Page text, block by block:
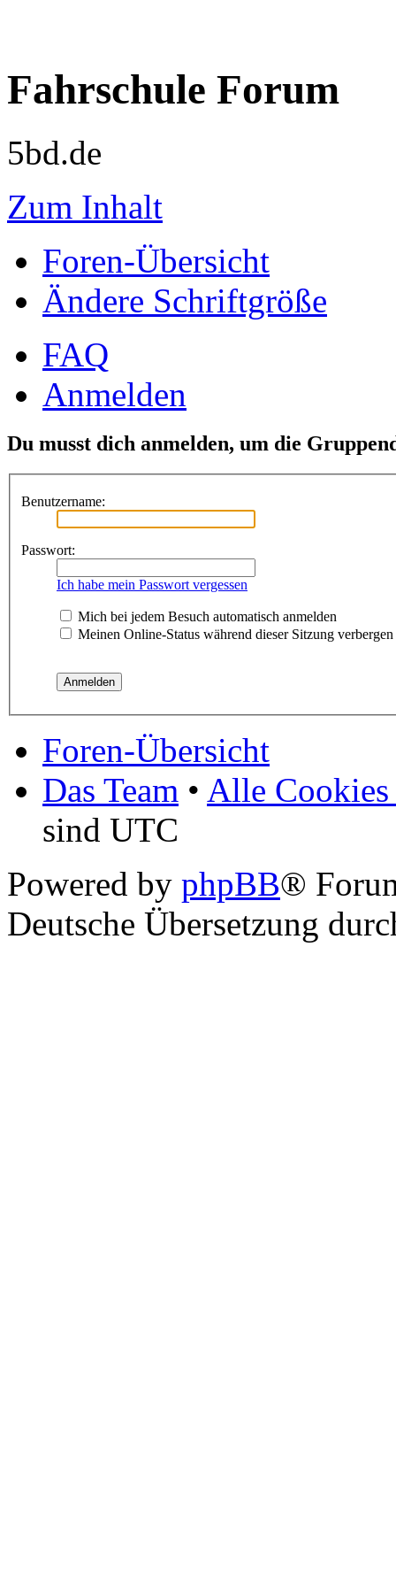
Fahrschule Forum
5bd.de
Zum Inhalt
Foren-Übersicht
Ändere Schriftgröße
FAQ
Anmelden
Du musst dich anmelden, um die
Benutzername:
Passwort:
Ich habe mein Passwort vergessen
Mich bei jedem Besuch automatisch anmelden
Meinen Online-Status während dieser Sitzung verbergen
Foren-Übersicht
Das Team • Alle Cookies
sind UTC
Powered by phpBB®
Deutsche Übersetzung